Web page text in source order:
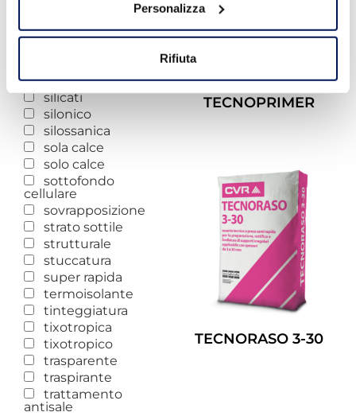
Personalizza
Rifiuta
ritiro controllato
rivestimento
sigillante
silicati
silonico
silossanica
sola calce
solo calce
sottofondo
cellulare
sovrapposizione
strato sottile
strutturale
stuccatura
super rapida
termoisolante
tinteggiatura
tixotropica
tixotropico
trasparente
traspirante
trattamento
antisale
TECNOPRIMER
TECNORASO 3-30